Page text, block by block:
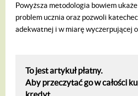
Powyższa metodologia bowiem
problem ucznia oraz pozwoli
adekwatnej i w miarę wyczerpującej
To jest artykuł płatny.
Aby przeczytać go w całości